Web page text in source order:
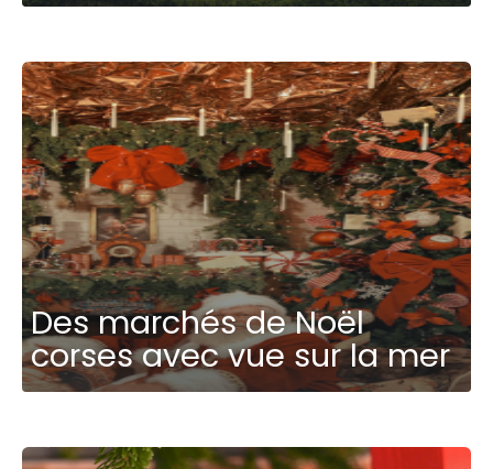
Des marchés de Noël
corses avec vue sur la mer